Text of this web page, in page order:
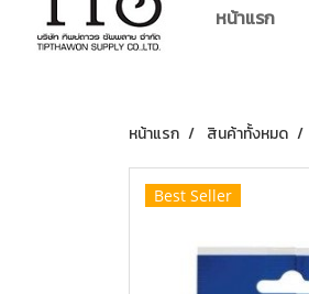
หน้าแรก
หน้าแรก สินค้าทั้งหมด
Best Seller